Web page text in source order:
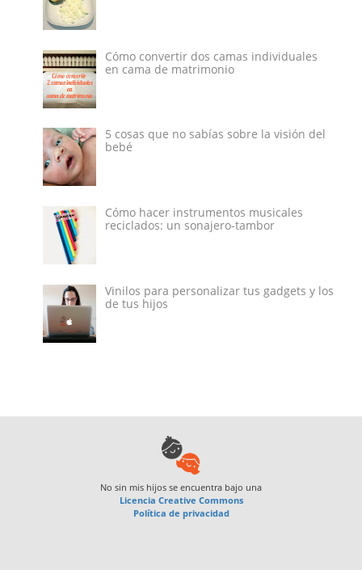
Cómo convertir dos camas individuales
en cama de matrimonio
5 cosas que no sabías sobre la visión del
bebé
Cómo hacer instrumentos musicales
reciclados: un sonajero-tambor
Vinilos para personalizar tus gadgets y los
de tus hijos
No sin mis hijos se encuentra bajo una
Licencia Creative Commons
Política de privacidad